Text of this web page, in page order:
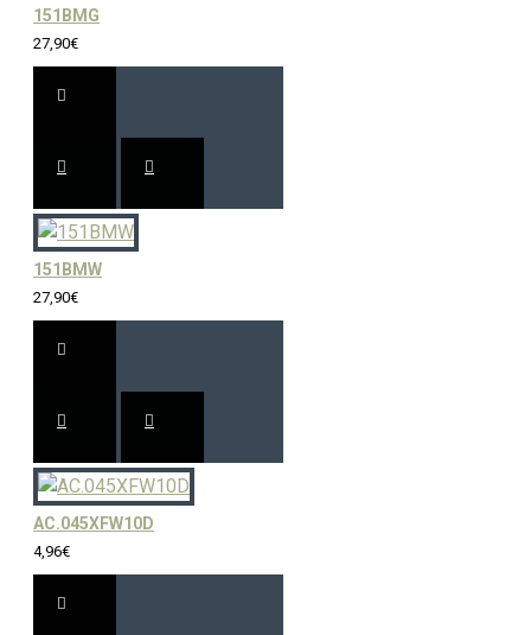
151BMG
27,90€
151BMW
27,90€
AC.045XFW10D
4,96€